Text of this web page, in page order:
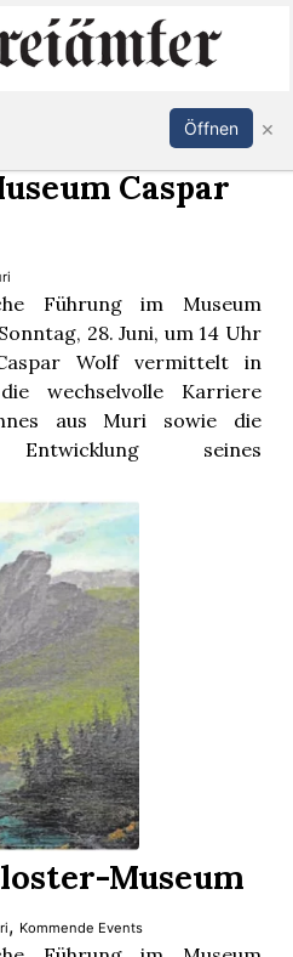
Abonnieren Anmelden
Caspar
Führung im Museum
28. Juni, um 14 Uhr
Wolf vermittelt in
wechselvolle Karriere
aus Muri sowie die
Entwicklung seines
Museum
, Kommende Events
Öffnen ×